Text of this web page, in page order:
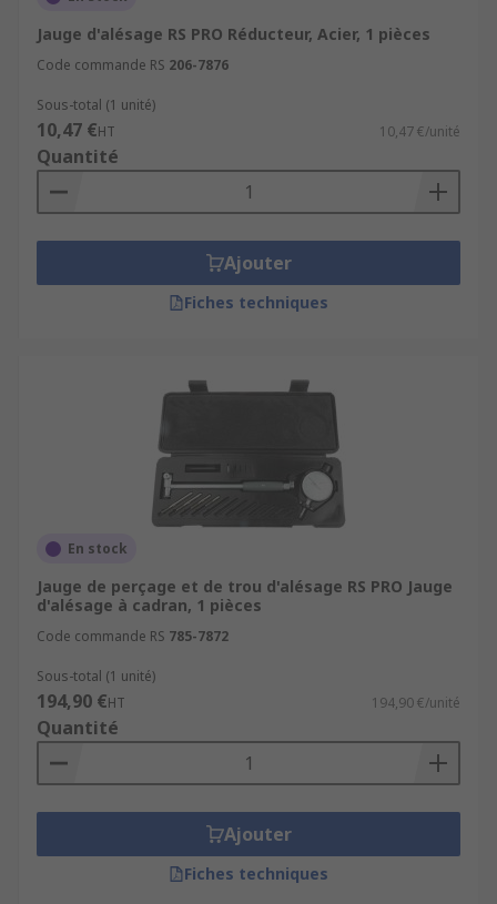
Conditions générales de vente disponibles en
ligne.
micromètres,Pied à coulisse
Jauge d'alésage RS PRO Réducteur, Acier, 1 pièces
Code commande RS 206-7876
Sous-total (1 unité)
10,47 €HT 10,47 €/unité
Quantité
Ajouter
Fiches techniques
En stock
Jauge de perçage et de trou d'alésage RS PRO Jauge
d'alésage à cadran, 1 pièces
Code commande RS 785-7872
Sous-total (1 unité)
194,90 €HT 194,90 €/unité
Quantité
Ajouter
Fiches techniques